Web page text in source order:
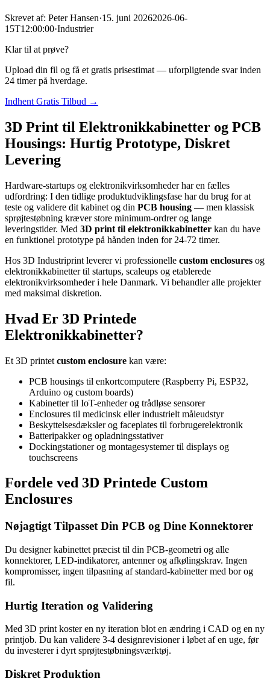
Skrevet af: Peter Hansen·15. juni 20262026-06-
15T12:00:00·Industrier
Klar til at prøve?
Upload din fil og få et gratis prisestimat — uforpligtende svar inden
24 timer på hverdage.
Indhent Gratis Tilbud →
3D Print til Elektronikkabinetter og PCB
Housings: Hurtig Prototype, Diskret
Levering
Hardware-startups og elektronikvirksomheder har en fælles
udfordring: I den tidlige produktudviklingsfase har du brug for at
teste og validere dit kabinet og din PCB housing — men klassisk
sprøjtestøbning kræver store minimum-ordrer og lange
leveringstider. Med 3D print til elektronikkabinetter kan du have
en funktionel prototype på hånden inden for 24-72 timer.
Hos 3D Industriprint leverer vi professionelle custom enclosures og
elektronikkabinetter til startups, scaleups og etablerede
elektronikvirksomheder i hele Danmark. Vi behandler alle projekter
med maksimal diskretion.
Hvad Er 3D Printede
Elektronikkabinetter?
Et 3D printet custom enclosure kan være:
PCB housings til enkortcomputere (Raspberry Pi, ESP32,
Arduino og custom boards)
Kabinetter til IoT-enheder og trådløse sensorer
Enclosures til medicinsk eller industrielt måleudstyr
Beskyttelsesdæksler og faceplates til forbrugerelektronik
Batteripakker og opladningsstativer
Dockingstationer og montagesystemer til displays og
touchscreens
Fordele ved 3D Printede Custom
Enclosures
Nøjagtigt Tilpasset Din PCB og Dine Konnektorer
Du designer kabinettet præcist til din PCB-geometri og alle
konnektorer, LED-indikatorer, antenner og afkølingskrav. Ingen
kompromisser, ingen tilpasning af standard-kabinetter med bor og
fil.
Hurtig Iteration og Validering
Med 3D print koster en ny iteration blot en ændring i CAD og en ny
printjob. Du kan validere 3-4 designrevisioner i løbet af en uge, før
du investerer i dyrt sprøjtestøbningsværktøj.
Diskret Produktion